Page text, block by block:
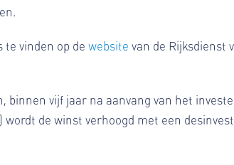
vinden op de website van de Rijksdienst
vijf jaar na aanvang van het
de winst verhoogd met een